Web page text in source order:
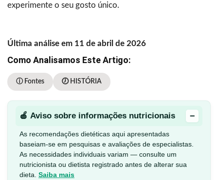
experimente o seu gosto único.
Última análise em 11 de abril de 2026
Como Analisamos Este Artigo:
ⓘ Fontes 🕖 HISTÓRIA
🍎 Aviso sobre informações nutricionais −
As recomendações dietéticas aqui apresentadas
baseiam-se em pesquisas e avaliações de especialistas.
As necessidades individuais variam — consulte um
nutricionista ou dietista registrado antes de alterar sua
dieta. Saiba mais